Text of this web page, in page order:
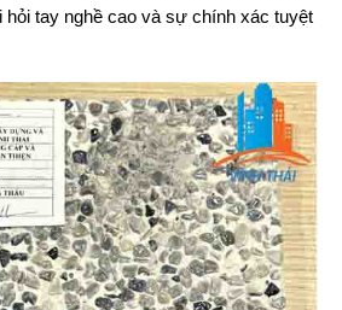
hỏi tay nghề cao và sự chính xác tuyệt